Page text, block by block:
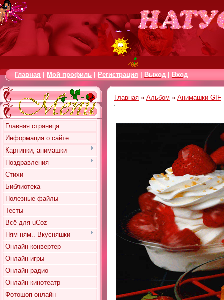
Главная Мой профиль Регистрация Выход Вход
Главная страница
Информация о сайте
Картинки, анимашки
Поздравления
Стихи
Библиотека
Полезные файлы
Тесты
Всё для uCoz
Ням-ням.. Вкусняшки
Онлайн конвертер
Онлайн игры
Онлайн радио
Онлайн кинотеатр
Фотошоп онлайн
Главная » Альбом » Анимашки GIF